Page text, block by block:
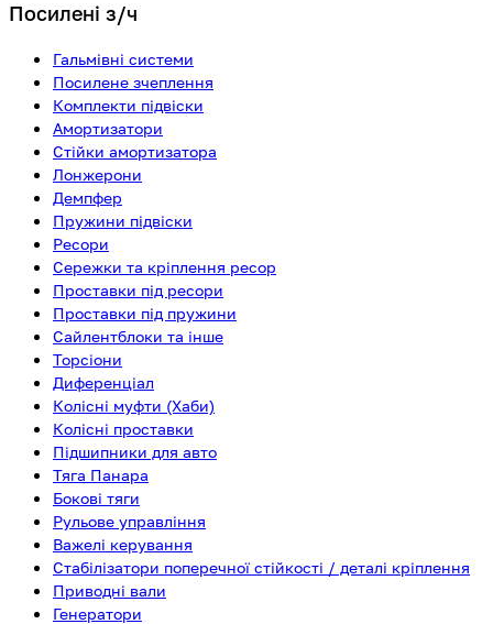
Посилені з/ч
Гальмівні системи
Посилене зчеплення
Комплекти підвіски
Амортизатори
Стійки амортизатора
Лонжерони
Демпфер
Пружини підвіски
Ресори
Сережки та кріплення ресор
Проставки під ресори
Проставки під пружини
Сайлентблоки та інше
Торсіони
Диференціал
Колісні муфти (Хаби)
Колісні проставки
Підшипники для авто
Тяга Панара
Бокові тяги
Рульове управління
Важелі керування
Стабілізатори поперечної стійкості / деталі кріплення
Приводні вали
Генератори